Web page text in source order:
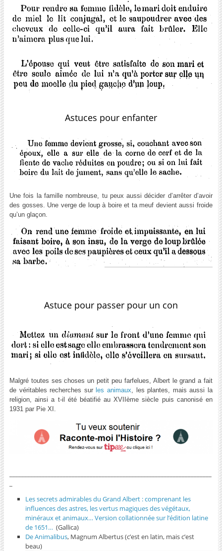
Astuces pour enfanter
Une fois la famille nombreuse, tu peux aussi décider d’arrêter d’avoir
des gosses. Une verge de loup à boire et ta meuf devient aussi froide
qu’un glaçon.
Astuce pour passer pour un con
Malgré toutes ses choses un petit peu farfelues, Albert le grand a fait
de véritables recherches surles animaux , les plantes, mais aussi la
religion, ainsi a t-il été béatifié au XVIIème siècle puis canonisé en
1931 par Pie XI.
Les secrets admirables du Grand Albert : comprenant les
influences des astres, les vertus magiques des végétaux,
minéraux et animaux… Version collationnée sur l’édition latine
de 1651… (Gallica)
De Animalibus, Magnum Albertus (c’est en latin, mais c’est
beau)